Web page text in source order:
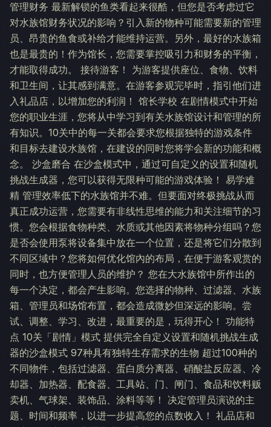
管理财务 最新解锁的鱼类看起来很酷，但您是否考虑过它
对水族馆财务状况的影响？引入新的物种可能需要新的管理
员、昂贵的鱼食或补给才能维持运营。另外，最好的水族箱
也是最贵的！作为馆长，您需要掌控吸引力和财务的平衡，
才能取得成功。 接待游客！ 为游客提供座位、食物、饮料
和卫生间，让其感到满意。在游客参观完毕时，指引他们进
入礼品店，以增加您的利润！ 馆长学校 在剧情模式中开始
您的职业生涯，您将从中学习到有关水族馆设计和管理的所
有知识。10关中的每一关都会要求您根据独特的游戏条件
和目标去建设水族馆，在建设的同时您将学会新的功能和概
念。 沙盒磨合 在沙盒模式中，通过可自定义的设置和随机
挑战生成器，您可以获得无限种可能的游戏体验！ 易学难
精 管理效率低下的水族馆并不难。但要面对终极挑战从而
真正成功运营，您需要有非线性思维的能力和关注细节的习
惯。您会根据食物种类、水质或其他因素将物种分组吗？您
是否会使用泵将设备集中放在一个位置，还是将它们分散到
不同区域中？您将如何优化馆內的布局，在便于游客观赏的
同时，也方便管理人员的维护？ 您在大水族馆中所作出的
每一个决定，都会产生影响。您选择的物种、过滤器、水族
箱、管理员和场馆布置，都会造成微妙但深远的影响。尝
试、调整、学习、改进，最重要的是，玩得开心！ 功能特
点 10关「剧情」模式 提供完全自定义设置和随机挑战生成
器的沙盒模式 97种具有独特生存需求的生物 超过100种的
不同物件，包括过滤器、蛋白质分离器、硝酸盐反应器、冷
却器、加热器、配食器、工具站、门、闸门、食品和饮料贩
卖机、气球架、装饰品、涂料等等！ 决定管理员演说的主
题、时间和频率，以进一步提高您的点数收入！ 礼品店和